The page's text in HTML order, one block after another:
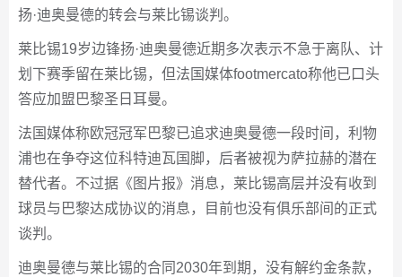
扬·迪奥曼德的转会与莱比锡谈判。
莱比锡19岁边锋扬·迪奥曼德近期多次表示不急于离队、计
划下赛季留在莱比锡，但法国媒体footmercato称他已口头
答应加盟巴黎圣日耳曼。
法国媒体称欧冠冠军巴黎已追求迪奥曼德一段时间，利物
浦也在争夺这位科特迪瓦国脚，后者被视为萨拉赫的潜在
替代者。不过据《图片报》消息，莱比锡高层并没有收到
球员与巴黎达成协议的消息，目前也没有俱乐部间的正式
谈判。
迪奥曼德与莱比锡的合同2030年到期，没有解约金条款，